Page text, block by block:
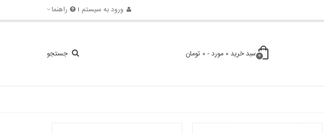
ورود به سیستم راهنما
0سبد خرید 0 مورد -0 تومان جستجو